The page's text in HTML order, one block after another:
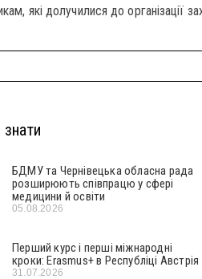
які долучилися до організації
БДМУ та Чернівецька обласна рада
розширюють співпрацю у сфері
медицини й освіти
05.08.2026
Перший курс і перші міжнародні
кроки: Erasmus+ в Республіці Австрія
31.07.2026